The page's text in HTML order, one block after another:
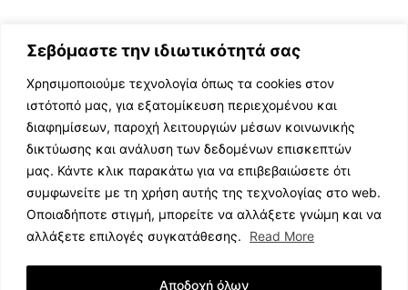
Σεβόμαστε την ιδιωτικότητά σας
Χρησιμοποιούμε τεχνολογία όπως τα cookies στον
ιστότοπό μας, για εξατομίκευση περιεχομένου και
διαφημίσεων, παροχή λειτουργιών μέσων κοινωνικής
δικτύωσης και ανάλυση των δεδομένων επισκεπτών
μας. Κάντε κλικ παρακάτω για να επιβεβαιώσετε ότι
συμφωνείτε με τη χρήση αυτής της τεχνολογίας στο web.
Οποιαδήποτε στιγμή, μπορείτε να αλλάξετε γνώμη και να
αλλάξετε επιλογές συγκατάθεσης.
Read More
Αποδοχή όλων
ΕΛΛΗΝΙΚΗ ΜΟΥΣΙΚΗ
TV SHOWS
EVENTS
ΘΕΑΤΡΟ
ΔΙΑΓΩΝΙΣΜΟΙ
STOA CULTURA